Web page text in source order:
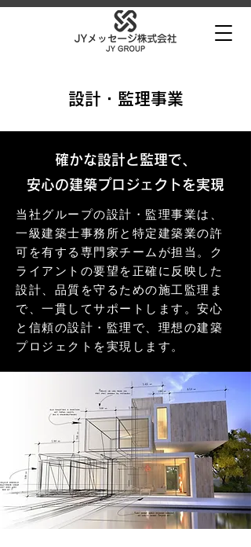
設計・監理事業
確かな設計と監理で、
安心の建築プロジェクトを実現
当社グループの設計・監理事業は、
一級建築士事務所と特定建築業の許
可を有する専門家チームが担当。ク
ライアントの要望を正確に反映した
設計、品質を守るための施工監理ま
で、一貫してサポートします。安心
と信頼の設計・監理で、理想の建築
プロジェクトを実現します。